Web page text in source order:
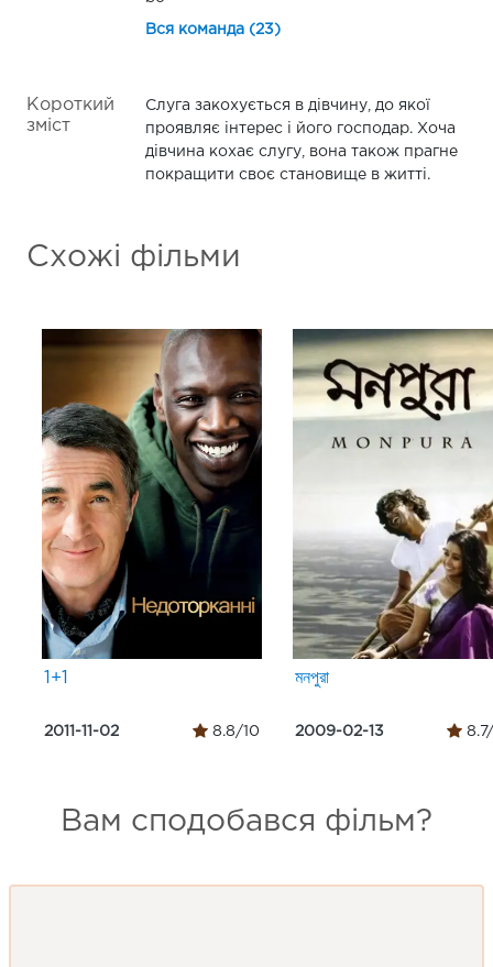
Вся команда (23)
Короткий
зміст
Слуга закохується в дівчину, до якої
проявляє інтерес і його господар. Хоча
дівчина кохає слугу, вона також прагне
покращити своє становище в житті.
Схожі фільми
1+1
2011-11-02 8.8/10
মনপুরা
2009-02-13
Вам сподобався фільм?